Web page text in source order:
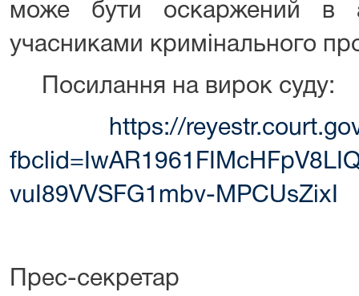
може бути оскаржений в
учасниками кримінального
Посилання на вирок суду:
https://
vuI89VVSFG1mbv-MPCUsZixI
Прес-секретар